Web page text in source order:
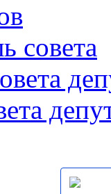
совета